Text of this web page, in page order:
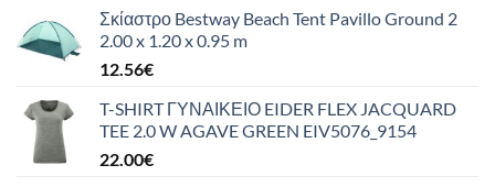
Σκίαστρο Bestway Beach Tent Pavillo Ground 2
2.00 x 1.20 x 0.95 m
12.56€
T-SHIRT ΓΥΝΑΙΚΕΙΟ EIDER FLEX JACQUARD
TEE 2.0 W AGAVE GREEN EIV5076_9154
22.00€